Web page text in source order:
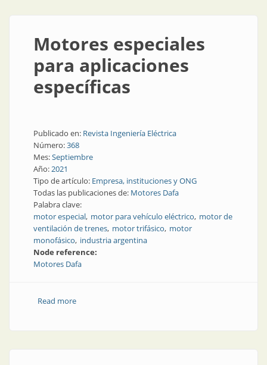
Motores especiales
para aplicaciones
específicas
Publicado en: Revista Ingeniería Eléctrica
Número:368
Mes:Septiembre
Año:2021
Tipo de artículo: Empresa, instituciones y ONG
Todas las publicaciones de: Motores Dafa
Palabra clave:
motor especial motor para vehículo eléctrico motor de
ventilación de trenes motor trifásico motor
monofásico industria argentina
Node reference:
Motores Dafa
Read moreabout Motores especiales para aplicaciones